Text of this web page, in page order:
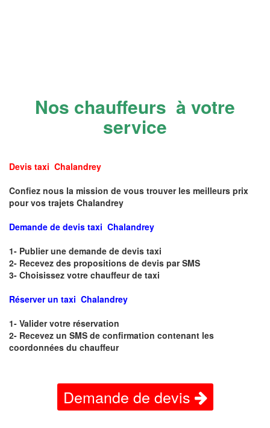
Nos chauffeurs à votre
service
Devis taxi Chalandrey
Confiez nous la mission de vous trouver les meilleurs prix
pour vos trajets Chalandrey
Demande de devis taxi Chalandrey
1- Publier une demande de devis taxi
2- Recevez des propositions de devis par SMS
3- Choisissez votre chauffeur de taxi
Réserver un taxi Chalandrey
1- Valider votre réservation
2- Recevez un SMS de confirmation contenant les
coordonnées du chauffeur
Demande de devis